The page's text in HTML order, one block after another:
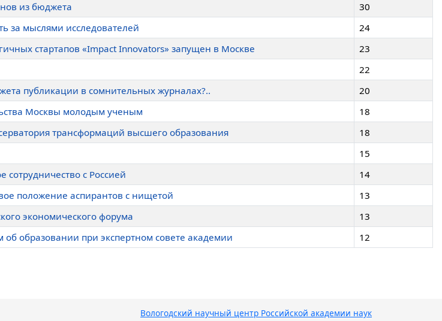
из бюджета
30
за мыслями исследователей
24
стартапов «Impact Innovators» запущен в Москве
23
22
публикации в сомнительных журналах?..
20
Москвы молодым ученым
18
трансформаций высшего образования
18
15
с Россией
14
положение аспирантов с нищетой
13
экономического форума
13
об образовании при экспертном совете академии 12
Вологодский научный центр Российской академии наук